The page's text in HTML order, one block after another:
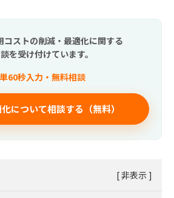
コストの削減・最適化に関する
を受け付けています。
60秒入力・無料相談
について相談する（無料）
[非表示 ]